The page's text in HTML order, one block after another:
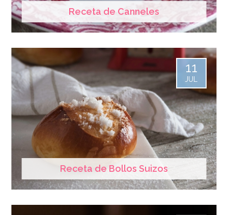
Receta de Canneles
Receta de Bollos Suizos
11
JUL